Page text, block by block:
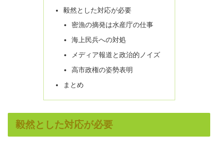
毅然とした対応が必要
密漁の摘発は水産庁の仕事
海上民兵への対処
メディア報道と政治的ノイズ
高市政権の姿勢表明
まとめ
毅然とした対応が必要